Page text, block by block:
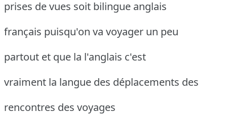
prises de vues soit bilingue anglais
français puisqu'on va voyager un peu
partout et que la l'anglais c'est
vraiment la langue des déplacements des
rencontres des voyages